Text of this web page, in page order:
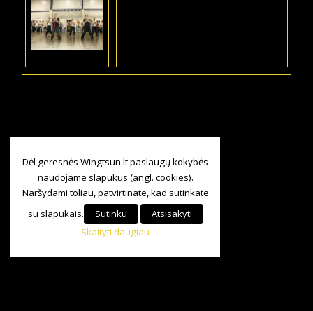
Dėl geresnės Wingtsun.lt paslaugų kokybės
naudojame slapukus (angl. cookies).
Naršydami toliau, patvirtinate, kad sutinkate
su slapukais.
Sutinku
Atsisakyti
Skaityti daugiau